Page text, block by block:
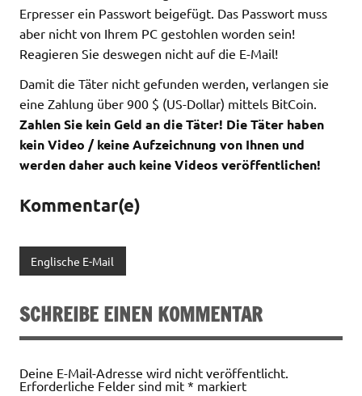
Erpresser ein Passwort beigefügt. Das Passwort muss
aber nicht von Ihrem PC gestohlen worden sein!
Reagieren Sie deswegen nicht auf die E-Mail!
Damit die Täter nicht gefunden werden, verlangen sie
eine Zahlung über 900 $ (US-Dollar) mittels BitCoin.
Zahlen Sie kein Geld an die Täter! Die Täter haben
kein Video / keine Aufzeichnung von Ihnen und
werden daher auch keine Videos veröffentlichen!
Kommentar(e)
Englische E-Mail
SCHREIBE EINEN KOMMENTAR
Deine E-Mail-Adresse wird nicht veröffentlicht.
Erforderliche Felder sind mit * markiert